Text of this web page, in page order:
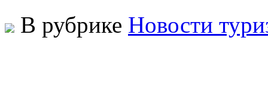
В рубрике Новости